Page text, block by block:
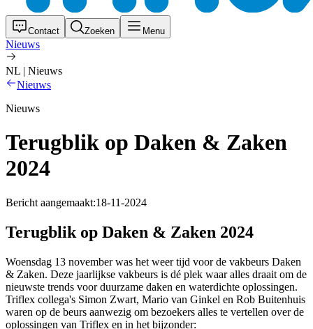
Contact Zoeken Menu
Nieuws
NL | Nieuws
Nieuws
Nieuws
Terugblik op Daken & Zaken
2024
Bericht aangemaakt:18-11-2024
Terugblik op Daken & Zaken 2024
Woensdag 13 november was het weer tijd voor de vakbeurs Daken
& Zaken. Deze jaarlijkse vakbeurs is dé plek waar alles draait om de
nieuwste trends voor duurzame daken en waterdichte oplossingen.
Triflex collega's Simon Zwart, Mario van Ginkel en Rob Buitenhuis
waren op de beurs aanwezig om bezoekers alles te vertellen over de
oplossingen van Triflex en in het bijzonder: